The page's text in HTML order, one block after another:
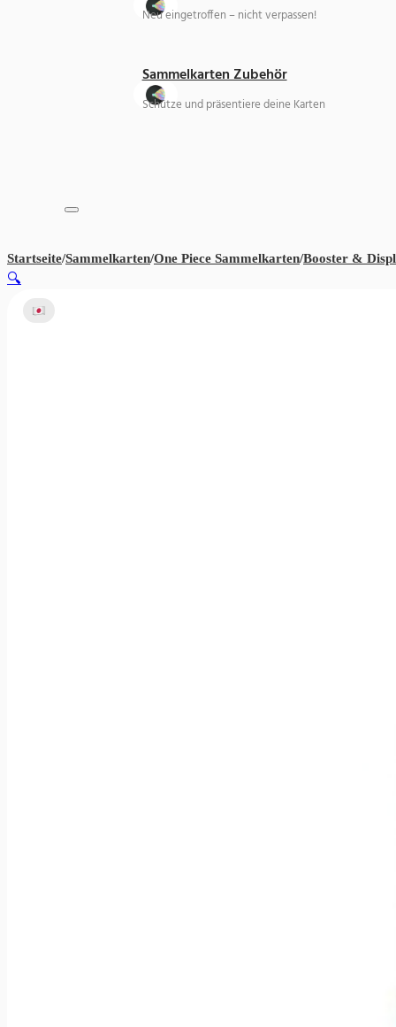
Neu eingetroffen – nicht verpassen!
Sammelkarten Zubehör
Schütze und präsentiere deine Karten
Startseite/Sammelkarten/One Piece Sammelkarten/Booster &
🔍